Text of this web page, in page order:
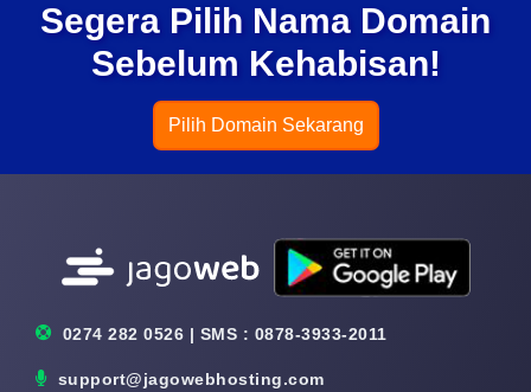
Segera Pilih Nama Domain
Sebelum Kehabisan!
Pilih Domain Sekarang
0274 282 0526 | SMS : 0878-3933-2011
support@jagowebhosting.com